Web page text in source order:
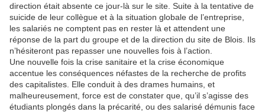
direction était absente ce jour-là sur le site. Suite à la tentative de
suicide de leur collègue et à la situation globale de l’entreprise,
les salariés ne comptent pas en rester là et attendent une
réponse de la part du groupe et de la direction du site de Blois. Ils
n’hésiteront pas repasser une nouvelles fois à l’action.
Une nouvelle fois la crise sanitaire et la crise économique
accentue les conséquences néfastes de la recherche de profits
des capitalistes. Elle conduit à des drames humains, et
malheureusement, force est de constater que, qu’il s’agisse des
étudiants plongés dans la précarité, ou des salarisé démunis face